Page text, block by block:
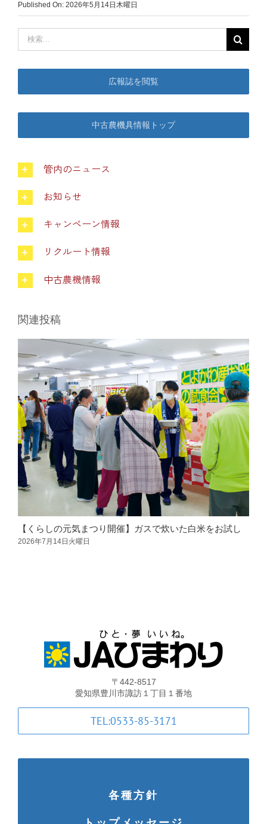
中古農機具情報
くらし
Aコープ
JAバンク・JA共済
JAバンクのご案内
キャンペーン情報
各種金利一覧
各種手数料一覧
JA共済のご案内
土曜共済窓口相談会
金融商品勧誘方針・基本方針等
Published On: 2026年5月14日木曜日
索
…
広報誌を閲覧
中古農機具情報トップ
管内のニュース
お知らせ
キャンペーン情報
リクルート情報
中古農機情報
関連投稿
【くらしの元気まつり開催】ガスで炊いた白米をお試し
2026年7月14日火曜日
〒442-8517
愛知県豊川市諏訪１丁目１番地
TEL:0533-85-3171
各種方針